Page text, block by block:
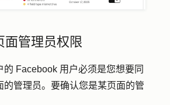
管理员权限
的 Facebook 用户必须是您想要同
的管理员。要确认您是某页面的管